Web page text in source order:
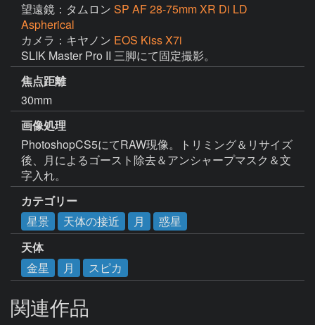
望遠鏡：タムロン SP AF 28-75mm XR Di LD
Aspherical
カメラ：キヤノン EOS Kiss X7i
SLIK Master Pro II 三脚にて固定撮影。
焦点距離
30mm
画像処理
PhotoshopCS5にてRAW現像。トリミング＆リサイズ
後、月によるゴースト除去＆アンシャープマスク＆文
字入れ。
カテゴリー
星景
天体の接近 月
惑星
天体
金星
月 スピカ
関連作品